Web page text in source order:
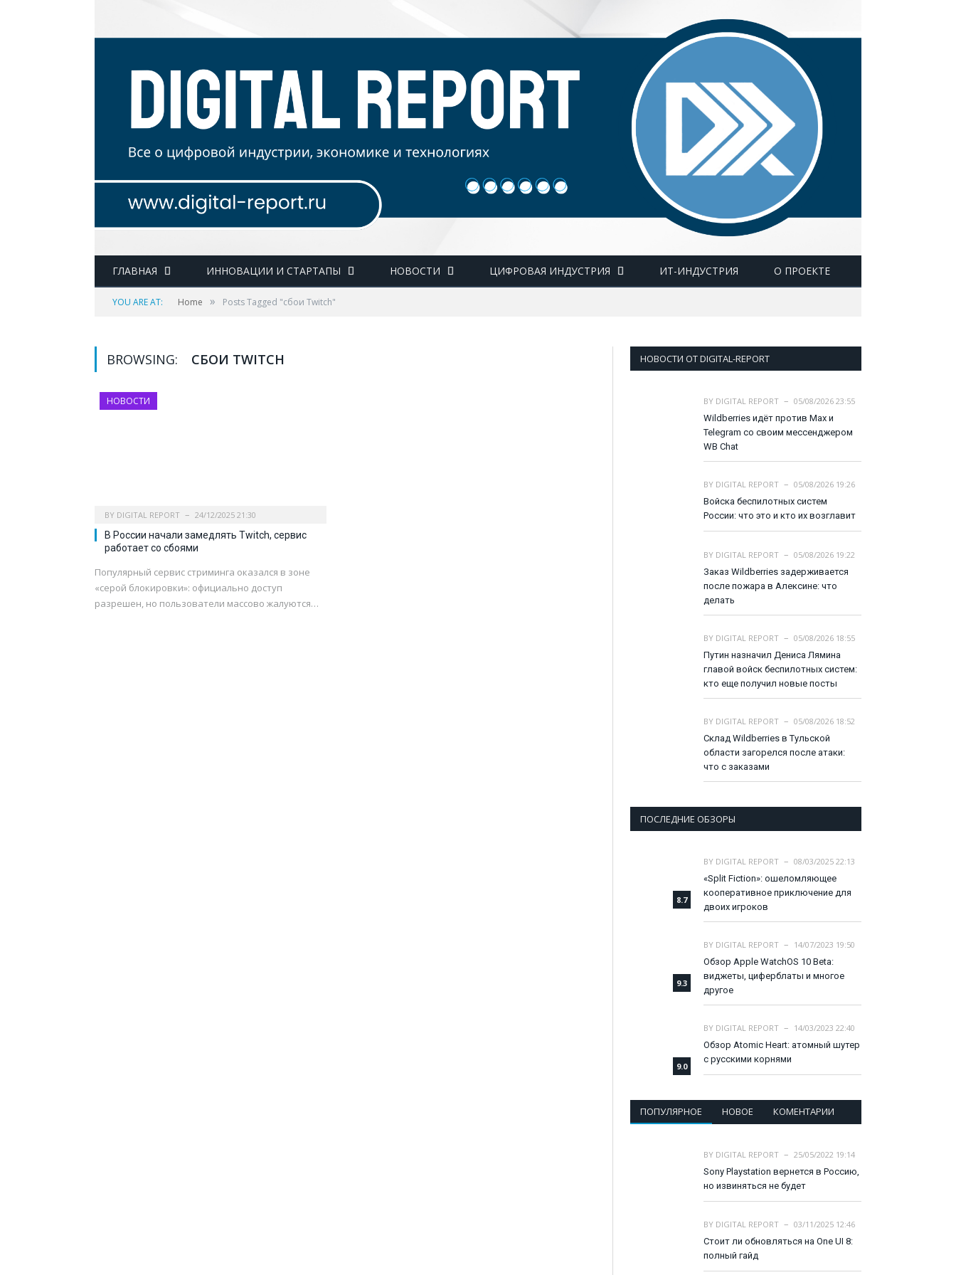
ГЛАВНАЯ ИННОВАЦИИ И СТАРТАПЫ НОВОСТИ ЦИФРОВАЯ ИНДУСТРИЯ ИТ-ИНДУСТРИЯ О ПРОЕКТЕ
YOU ARE AT: Home » Posts Tagged "сбои Twitch"
BROWSING: СБОИ TWITCH
НОВОСТИ
BY DIGITAL REPORT 24/12/2025 21:30
В России начали замедлять Twitch, сервис
работает со сбоями
Популярный сервис стриминга оказался в зоне
«серой блокировки»: официально доступ
разрешен, но пользователи массово жалуются…
НОВОСТИ ОТ DIGITAL-REPORT
BY DIGITAL REPORT
05/08/2026 23:55
Wildberries идёт против Max и
Telegram со своим мессенджером
WB Chat
BY DIGITAL REPORT
05/08/2026 19:26
Войска беспилотных систем
России: что это и кто их возглавит
BY DIGITAL REPORT
05/08/2026 19:22
Заказ Wildberries задерживается
после пожара в Алексине: что
делать
BY DIGITAL REPORT
05/08/2026 18:55
Путин назначил Дениса Лямина
главой войск беспилотных систем:
кто еще получил новые посты
BY DIGITAL REPORT
05/08/2026 18:52
Склад Wildberries в Тульской
области загорелся после атаки:
что с заказами
ПОСЛЕДНИЕ ОБЗОРЫ
8.7
BY DIGITAL REPORT
08/03/2025 22:13
«Split Fiction»: ошеломляющее
кооперативное приключение для
двоих игроков
9.3
BY DIGITAL REPORT
14/07/2023 19:50
Обзор Apple WatchOS 10 Beta:
виджеты, циферблаты и многое
другое
9.0
BY DIGITAL REPORT
14/03/2023 22:40
Обзор Atomic Heart: атомный шутер
с русскими корнями
ПОПУЛЯРНОЕ НОВОЕ КОМЕНТАРИИ
BY DIGITAL REPORT
25/05/2022 19:14
Sony Playstation вернется в Россию,
но извиняться не будет
BY DIGITAL REPORT
03/11/2025 12:46
Стоит ли обновляться на One UI 8:
полный гайд